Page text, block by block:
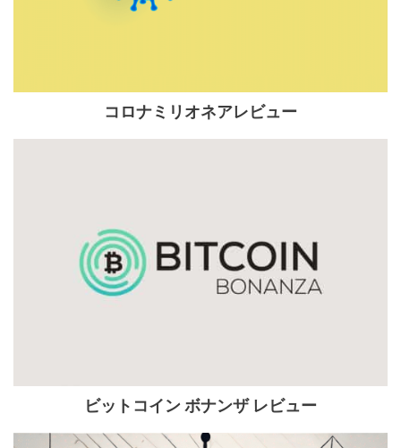
コロナミリオネアレビュー
ビットコイン ボナンザ レビュー